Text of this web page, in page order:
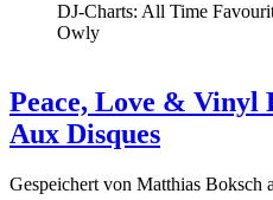
DJ-Charts: All Time
Owly
Peace, Love & Vinyl
Aux Disques
Gespeichert von Matthias Boksch